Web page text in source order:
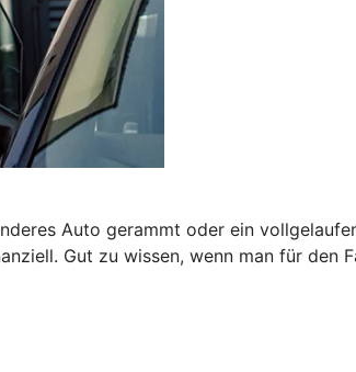
Auto gerammt oder ein
Gut zu wissen, wenn man für den